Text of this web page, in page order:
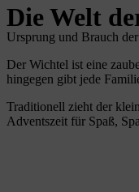
Die Welt
Ursprung und Brauch
Der Wichtel ist eine
hingegen gibt jede
Traditionell zieht der
Adventszeit für Spaß,